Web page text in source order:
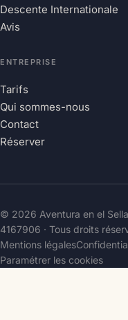
Descente Internationale
Avis
ENTREPRISE
Tarifs
Qui sommes-nous
Contact
Réserver
© 2026 Aventura en el
4167906 · Tous droits
Mentions légales
Paramétrer les cookies